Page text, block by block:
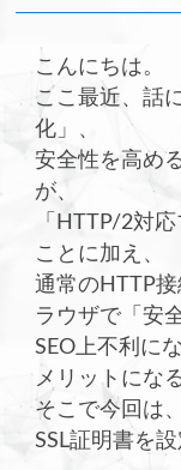
こんにちは。
ここ最近、話
化」、
安全性を高め
が、
「HTTP/2対
ことに加え、
通常のHTTP
ラウザで「安
SEO上不利に
メリットにな
そこで今回は
SSL証明書を